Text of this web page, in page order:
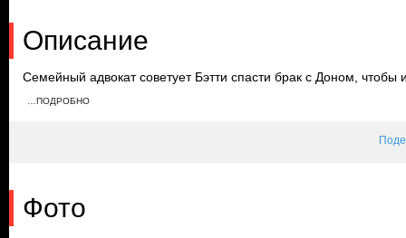
Описание
Семейный адвокат советует Бэтти спасти брак с Доном,
развода. Бывшая клиентка Роджера хочет возобновить их
…ПОДРОБНО
Фото